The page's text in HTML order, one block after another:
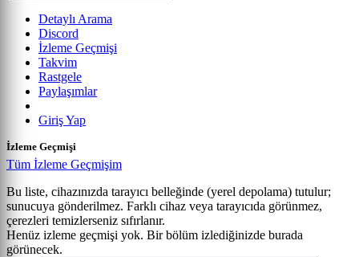
Detaylı Arama
Discord
İzleme Geçmişi
Takvim
Rastgele
Paylaşımlar
Giriş Yap
İzleme Geçmişi
Tüm İzleme Geçmişim
Bu liste, cihazınızda tarayıcı belleğinde (yerel depolama) tutulur;
sunucuya gönderilmez. Farklı cihaz veya tarayıcıda görünmez,
çerezleri temizlerseniz sıfırlanır.
Henüz izleme geçmişi yok. Bir bölüm izlediğinizde burada
görünecek.